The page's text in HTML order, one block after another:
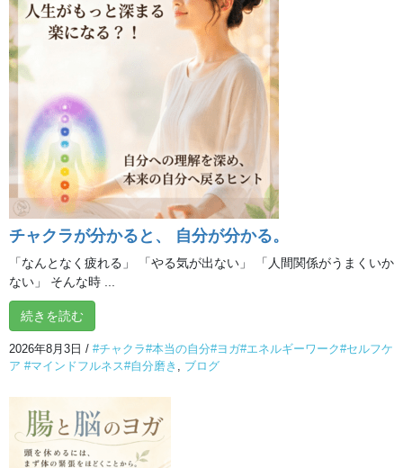
世界的アーティストのBTS が兵役を終え、再結集しますね。 その
新しいアルバム『ARIRANG』が話題になっています。 今日は、そ
のテーマになっている「アリラン」について、少しだけ。 アリラ
ンは韓国の伝統的な歌として知ら […]
オンライン体験クラス
最近の投稿
**「自分の声と一つになる」**
チャクラが分かると、 自分が分かる。
「なんとなく疲れる」 「やる気が出ない」 「人間関係がうまくいか
ない」 そんな時 ...
続きを読む
2026年8月3日 / #チャクラ#本当の自分#ヨガ#エネルギーワーク#セルフケ
ア #マインドフルネス#自分磨き
ブログ